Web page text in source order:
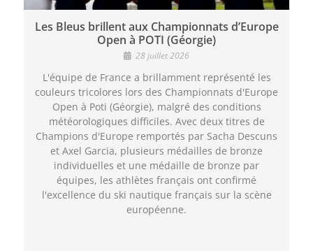
Les Bleus brillent aux Championnats d’Europe
Open à POTI (Géorgie)
28 juillet 2026
L'équipe de France a brillamment représenté les
couleurs tricolores lors des Championnats d'Europe
Open à Poti (Géorgie), malgré des conditions
météorologiques difficiles. Avec deux titres de
Champions d'Europe remportés par Sacha Descuns
et Axel Garcia, plusieurs médailles de bronze
individuelles et une médaille de bronze par
équipes, les athlètes français ont confirmé
l'excellence du ski nautique français sur la scène
européenne.